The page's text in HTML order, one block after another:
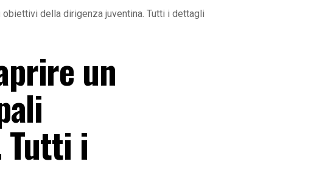
della dirigenza juventina. Tutti i dettagli
un
Tutti i